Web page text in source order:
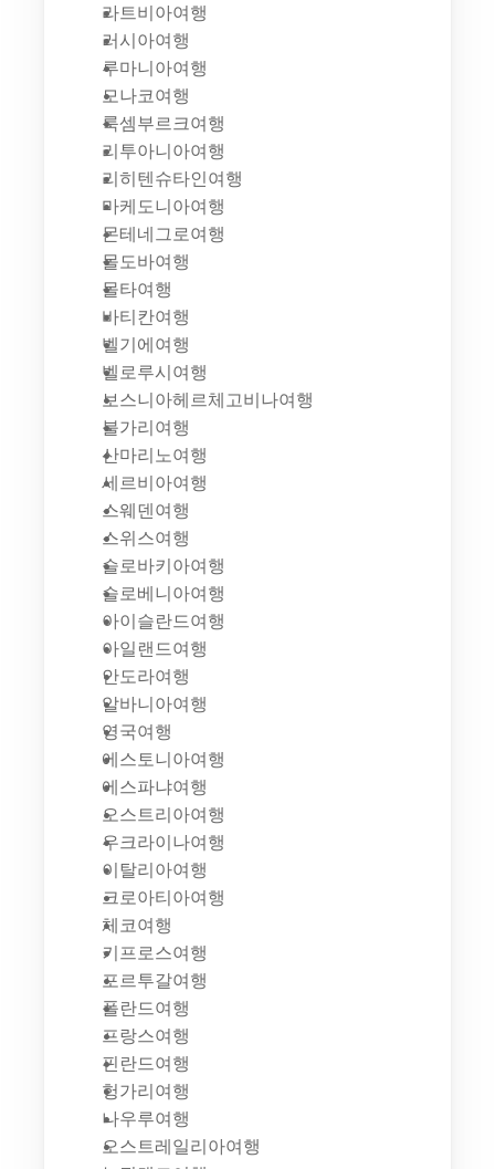
라트비아여행
러시아여행
루마니아여행
모나코여행
룩셈부르크여행
리투아니아여행
리히텐슈타인여행
마케도니아여행
몬테네그로여행
몰도바여행
몰타여행
바티칸여행
벨기에여행
벨로루시여행
보스니아헤르체고비나여행
불가리여행
산마리노여행
세르비아여행
스웨덴여행
스위스여행
슬로바키아여행
슬로베니아여행
아이슬란드여행
아일랜드여행
안도라여행
알바니아여행
영국여행
에스토니아여행
에스파냐여행
오스트리아여행
우크라이나여행
이탈리아여행
크로아티아여행
체코여행
키프로스여행
포르투갈여행
폴란드여행
프랑스여행
핀란드여행
헝가리여행
나우루여행
오스트레일리아여행